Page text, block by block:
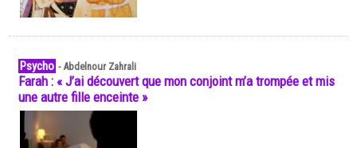
Psycho -Abdelnour Zahrali
Farah : « J’ai découvert que mon conjoint m’a trompée et mis
une autre fille enceinte »